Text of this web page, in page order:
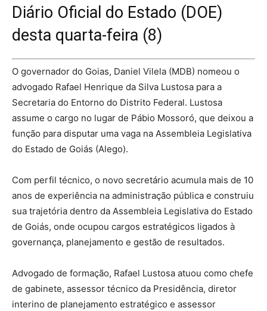
Diário Oficial do Estado (DOE)
desta quarta-feira (8)
O governador do Goias, Daniel Vilela (MDB) nomeou o
advogado Rafael Henrique da Silva Lustosa para a
Secretaria do Entorno do Distrito Federal. Lustosa
assume o cargo no lugar de Pábio Mossoró, que deixou a
função para disputar uma vaga na Assembleia Legislativa
do Estado de Goiás (Alego).
Com perfil técnico, o novo secretário acumula mais de 10
anos de experiência na administração pública e construiu
sua trajetória dentro da Assembleia Legislativa do Estado
de Goiás, onde ocupou cargos estratégicos ligados à
governança, planejamento e gestão de resultados.
Advogado de formação, Rafael Lustosa atuou como chefe
de gabinete, assessor técnico da Presidência, diretor
interino de planejamento estratégico e assessor